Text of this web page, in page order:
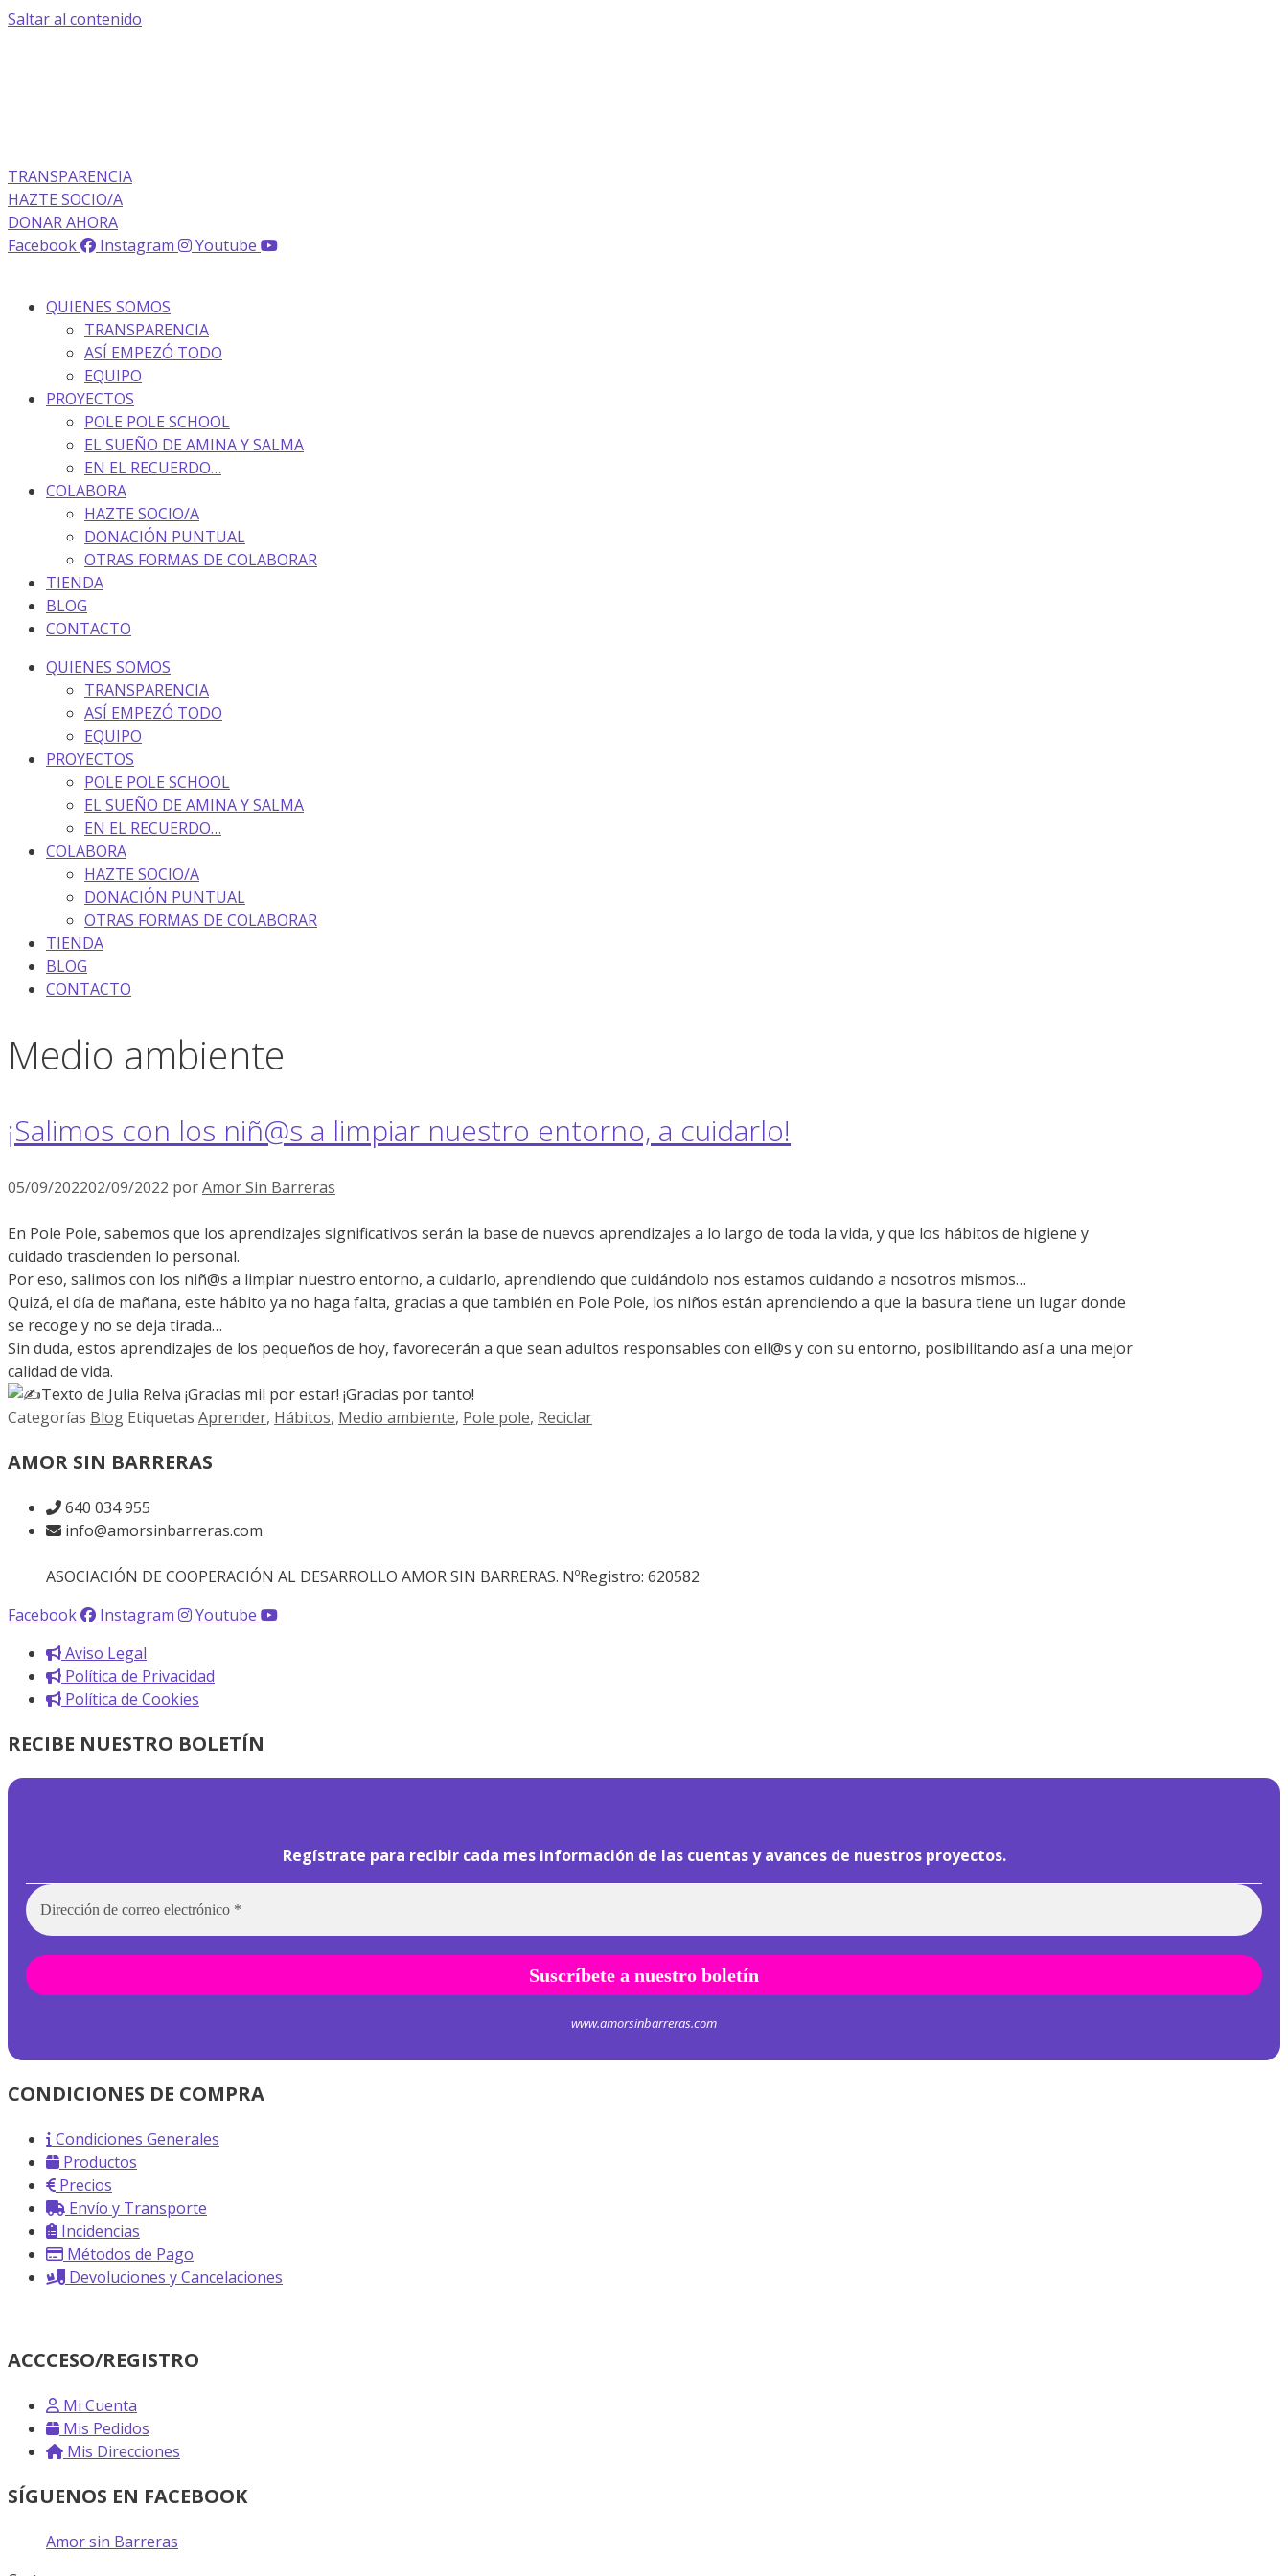
Saltar al contenido
TRANSPARENCIA
HAZTE SOCIO/A
DONAR AHORA
Facebook
Instagram Youtube
QUIENES SOMOS
TRANSPARENCIA
ASÍ EMPEZÓ TODO
EQUIPO
PROYECTOS
POLE POLE SCHOOL
EL SUEÑO DE AMINA Y SALMA
EN EL RECUERDO…
COLABORA
HAZTE SOCIO/A
DONACIÓN PUNTUAL
OTRAS FORMAS DE COLABORAR
TIENDA
BLOG
CONTACTO
QUIENES SOMOS
TRANSPARENCIA
ASÍ EMPEZÓ TODO
EQUIPO
PROYECTOS
POLE POLE SCHOOL
EL SUEÑO DE AMINA Y SALMA
EN EL RECUERDO…
COLABORA
HAZTE SOCIO/A
DONACIÓN PUNTUAL
OTRAS FORMAS DE COLABORAR
TIENDA
BLOG
CONTACTO
Medio ambiente
¡Salimos con los niñ@s a limpiar nuestro entorno, a cuidarlo!
05/09/202202/09/2022 porAmor Sin Barreras
En Pole Pole, sabemos que los aprendizajes significativos serán la base de nuevos aprendizajes a lo largo de toda la vida, y que los hábitos de higiene y
cuidado trascienden lo personal.
Por eso, salimos con los niñ@s a limpiar nuestro entorno, a cuidarlo, aprendiendo que cuidándolo nos estamos cuidando a nosotros mismos…
Quizá, el día de mañana, este hábito ya no haga falta, gracias a que también en Pole Pole, los niños están aprendiendo a que la basura tiene un lugar donde
se recoge y no se deja tirada…
Sin duda, estos aprendizajes de los pequeños de hoy, favorecerán a que sean adultos responsables con ell@s y con su entorno, posibilitando así a una mejor
calidad de vida.
Texto de Julia Relva ¡Gracias mil por estar! ¡Gracias por tanto!
Categorías Blog Etiquetas Aprender, Hábitos, Medio ambiente, Pole pole, Reciclar
AMOR SIN BARRERAS
640 034 955
info@amorsinbarreras.com
ASOCIACIÓN DE COOPERACIÓN AL DESARROLLO AMOR SIN BARRERAS. NºRegistro: 620582
Facebook
Instagram
Youtube
Aviso Legal
Política de Privacidad
Política de Cookies
RECIBE NUESTRO BOLETÍN
Regístrate para recibir cada mes información de las cuentas y avances de nuestros proyectos.
www.amorsinbarreras.com
CONDICIONES DE COMPRA
Condiciones Generales
Productos
Precios
Envío y Transporte
Incidencias
Métodos de Pago
Devoluciones y Cancelaciones
ACCCESO/REGISTRO
Mi Cuenta
Mis Pedidos
Mis Direcciones
SÍGUENOS EN FACEBOOK
Amor sin Barreras